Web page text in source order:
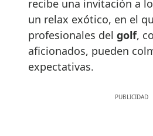
recibe una invitación a
un relax exótico, en el
profesionales del golf,
aficionados, pueden
expectativas.